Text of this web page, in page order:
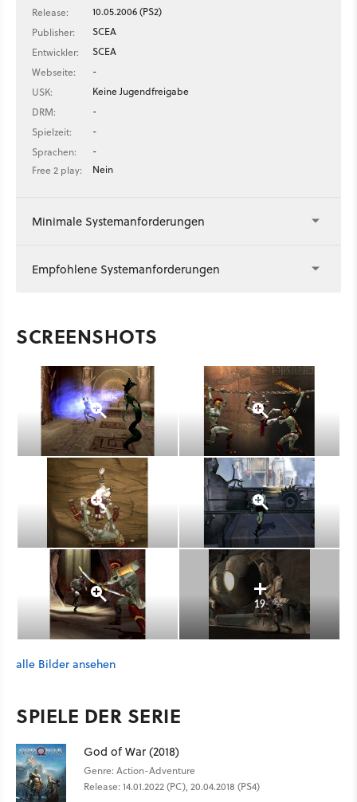
Release:
10.05.2006 (PS2)
Publisher:
SCEA
Entwickler:
SCEA
Webseite:
-
USK:
Keine Jugendfreigabe
DRM:
-
Spielzeit:
-
Sprachen:
-
Free 2 play:
Nein
Minimale Systemanforderungen
Empfohlene Systemanforderungen
SCREENSHOTS
19
alle Bilder ansehen
SPIELE DER SERIE
God of War (2018)
Genre: Action-Adventure
Release: 14.01.2022 (PC), 20.04.2018 (PS4)